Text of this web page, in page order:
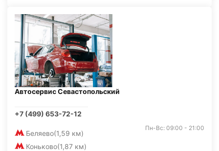
Автосервис Севастопольский
+7 (499) 653-72-12
Беляево(1,59 км)
Коньково(1,87 км)
Пн-Вс: 09:00 - 21:00